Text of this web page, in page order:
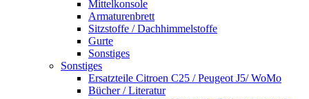
Mittelkonsole
Armaturenbrett
Sitzstoffe / Dachhimmelstoffe
Gurte
Sonstiges
Sonstiges
Ersatzteile Citroen C25 / Peugeot J5/ WoMo
Bücher / Literatur